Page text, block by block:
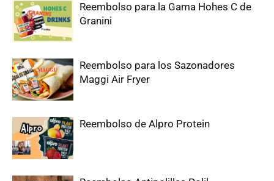
Reembolso para la Gama Hohes C de
Granini
Reembolso para los Sazonadores
Maggi Air Fryer
Reembolso de Alpro Protein